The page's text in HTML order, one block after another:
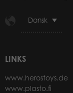
Dansk
LINKS
www.herostoys.de
www.plasto.fi